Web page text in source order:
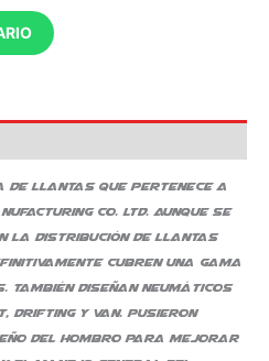
de llantas que pertenece a
Co. Ltd. Aunque se
la distribución de llantas
cubren una gama
diseñan neumáticos
Drifting y Van. Pusieron
del hombro para mejorar